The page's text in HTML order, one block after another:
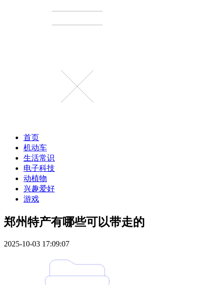
首页
机动车
生活常识
电子科技
动植物
兴趣爱好
游戏
郑州特产有哪些可以带走的
2025-10-03 17:09:07